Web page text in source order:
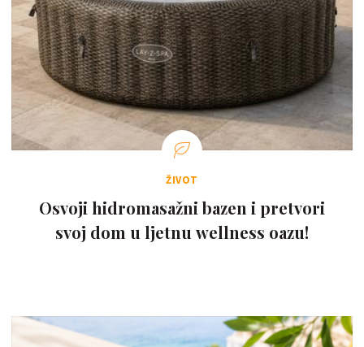
ŽIVOT
Osvoji hidromasažni bazen i pretvori
svoj dom u ljetnu wellness oazu!